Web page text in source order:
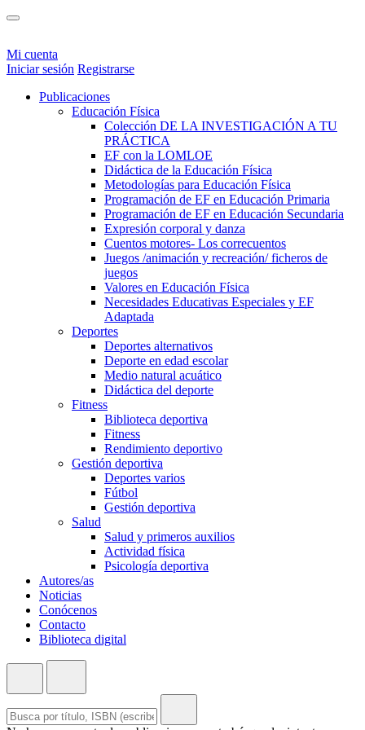
Mi cuenta
Iniciar sesión Registrarse
Publicaciones
Educación Física
Colección DE LA INVESTIGACIÓN A TU
PRÁCTICA
EF con la LOMLOE
Didáctica de la Educación Física
Metodologías para Educación Física
Programación de EF en Educación Primaria
Programación de EF en Educación Secundaria
Expresión corporal y danza
Cuentos motores- Los correcuentos
Juegos /animación y recreación/ ficheros de
juegos
Valores en Educación Física
Necesidades Educativas Especiales y EF
Adaptada
Deportes
Deportes alternativos
Deporte en edad escolar
Medio natural acuático
Didáctica del deporte
Fitness
Biblioteca deportiva
Fitness
Rendimiento deportivo
Gestión deportiva
Deportes varios
Fútbol
Gestión deportiva
Salud
Salud y primeros auxilios
Actividad física
Psicología deportiva
Autores/as
Noticias
Conócenos
Contacto
Biblioteca digital